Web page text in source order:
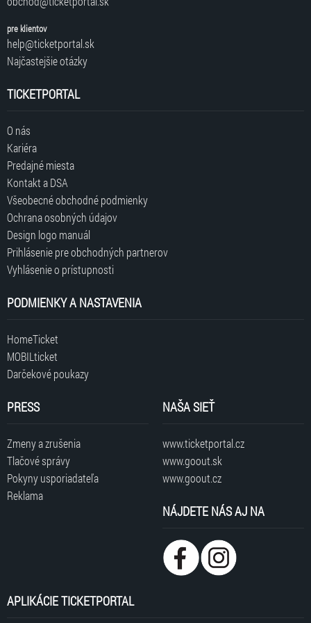
pre klientov
help@ticketportal.sk
Najčastejšie otázky
TICKETPORTAL
O nás
Kariéra
Predajné miesta
Kontakt a DSA
Všeobecné obchodné podmienky
Ochrana osobných údajov
Design logo manuál
Prihlásenie pre obchodných partnerov
Vyhlásenie o prístupnosti
PODMIENKY A NASTAVENIA
HomeTicket
MOBILticket
Darčekové poukazy
PRESS
Zmeny a zrušenia
Tlačové správy
Pokyny usporiadateľa
Reklama
NAŠA SIEŤ
www.ticketportal.cz
www.goout.sk
www.goout.cz
NÁJDETE NÁS AJ NA
APLIKÁCIE TICKETPORTAL